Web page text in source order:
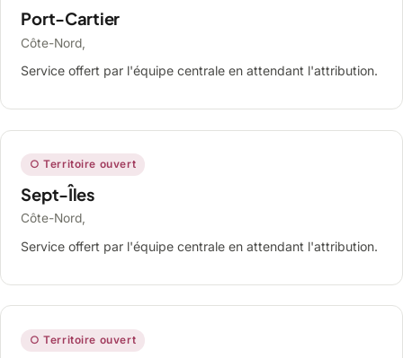
Port-Cartier
Côte-Nord,
Service offert par l'équipe centrale en attendant l'attribution.
○ Territoire ouvert
Sept-Îles
Côte-Nord,
Service offert par l'équipe centrale en attendant l'attribution.
○ Territoire ouvert